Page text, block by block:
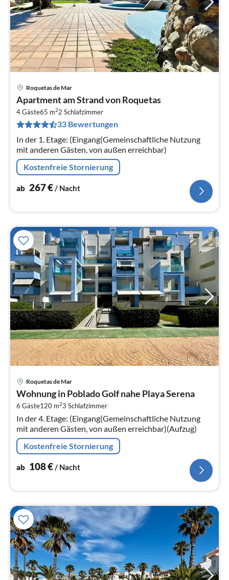
Roquetas de Mar
Apartment am Strand von Roquetas
4 Gäste65 m22 Schlafzimmer
33 Bewertungen
In der 1. Etage: (Eingang(Gemeinschaftliche Nutzung
mit anderen Gästen, von außen erreichbar)
Kostenfreie Stornierung
ab 267€ / Nacht
Roquetas de Mar
Wohnung in Poblado Golf nahe Playa Serena
6 Gäste120 m23 Schlafzimmer
In der 4. Etage: (Eingang(Gemeinschaftliche Nutzung
mit anderen Gästen, von außen erreichbar)(Aufzug)
Kostenfreie Stornierung
ab 108€/ Nacht